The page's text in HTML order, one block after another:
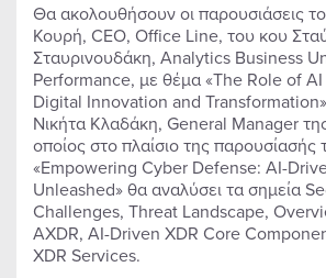
Θα ακολουθήσουν οι παρουσιάσεις
Κουρή, CEO, Office Line, του κου
Σταυρινουδάκη, Analytics Business
Performance, με θέμα «The Role of
Digital Innovation and
Νικήτα Κλαδάκη, General Manager
οποίος στο πλαίσιο της παρουσίασής
«Empowering Cyber Defense: AI-
Unleashed» θα αναλύσει τα σημεία
Challenges, Threat Landscape,
AXDR, AI-Driven XDR Core
XDR Services.